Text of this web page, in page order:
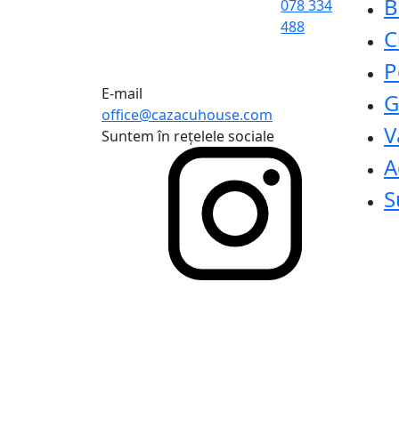
078 334
488
E-mail
office@cazacuhouse.com
Suntem în rețelele sociale